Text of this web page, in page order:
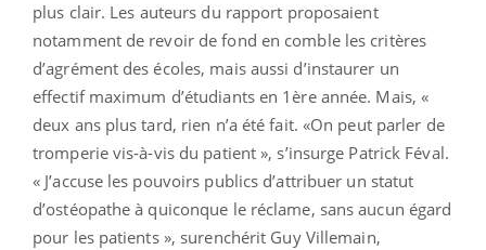
plus clair. Les auteurs du rapport proposaient
notamment de revoir de fond en comble les critères
d’agrément des écoles, mais aussi d’instaurer un
effectif maximum d’étudiants en 1ère année. Mais, «
deux ans plus tard, rien n’a été fait. «On peut parler de
tromperie vis-à-vis du patient », s’insurge Patrick Féval.
« J’accuse les pouvoirs publics d’attribuer un statut
d’ostéopathe à quiconque le réclame, sans aucun égard
pour les patients », surenchérit Guy Villemain,